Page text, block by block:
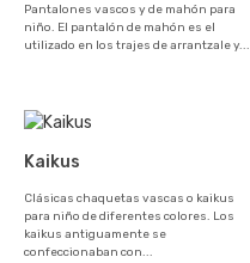
Pantalones vascos y de mahón para
niño. El pantalón de mahón es el
utilizado en los trajes de arrantzale y...
Kaikus
Clásicas chaquetas vascas o kaikus
para niño de diferentes colores. Los
kaikus antiguamente se
confeccionaban con...